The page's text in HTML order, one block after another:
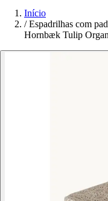
Início
/ Espadrilhas com
Hornbæk Tulip